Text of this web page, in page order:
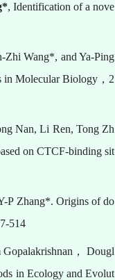
, Identification of a nove
Wang*, and Ya-Ping
in Molecular Biology ， 2
Nan, Li Ren, Tong Zh
on CTCF-binding sit
P Zhang*. Origins of do
514
Gopalakrishnan ，
Dougl
in Ecology and Evolut